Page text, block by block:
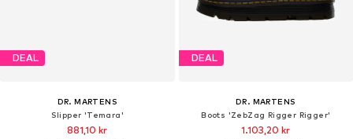
DEAL
DR. MARTENS
Slipper 'Temara'
881,10 kr
DEAL
DR. MARTENS
Boots 'ZebZag Rigger Rigger'
1.103,20 kr